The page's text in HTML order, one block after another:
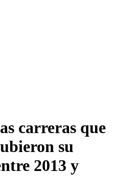
carreras que
su
2013 y